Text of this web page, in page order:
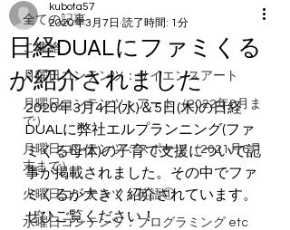
全ての記事
ご連絡
月曜日コンテンツ：サイエンスアート
月曜日コンテンツ：アート（2022年8月ま
で）
月曜日コンテンツ：スポーツ（2021月6月
末まで）
火曜日コンテンツ：英語①
水曜日コンテンツ：プログラミング etc
日経DUALにファミくる
が紹介されました
kubota57
2020年3月7日 読了時間: 1分
2020年3月4日(水)＆5日(木)の日経
DUALに弊社エルプランニング(ファ
ミくる母体)の子育て支援について記
事が掲載されました。その中でファ
ミくるが大きく紹介されています。
ぜひご覧ください！